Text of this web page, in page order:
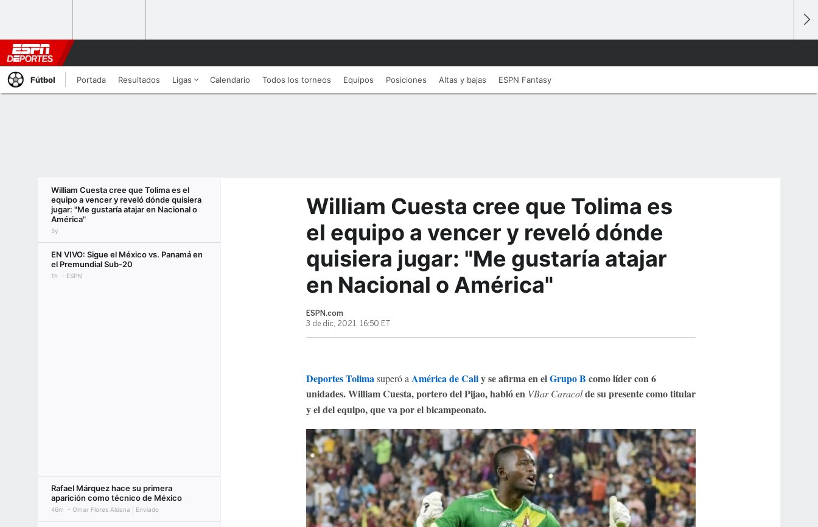
Fútbol Portada Resultados Ligas Calendario Todos los torneos Equipos Posiciones Altas y bajas ESPN Fantasy
William Cuesta cree que Tolima es el
equipo a vencer y reveló dónde quisiera
jugar: "Me gustaría atajar en Nacional o
América"
5y
EN VIVO: Sigue el México vs. Panamá en
el Premundial Sub-20
1h ESPN
Rafael Márquez hace su primera
aparición como técnico de México
46m Omar Flores Aldana | Enviado
William Cuesta cree que Tolima es
el equipo a vencer y reveló dónde
quisiera jugar: "Me gustaría atajar
en Nacional o América"
ESPN.com
3 de dic, 2021, 16:50 ET
Deportes Tolima superó a América de Caliy se afirma en elGrupo B como líder con 6
unidades. William Cuesta, portero del Pijao, habló en VBar Caracol de su presente como titular
y el del equipo, que va por el bicampeonato.